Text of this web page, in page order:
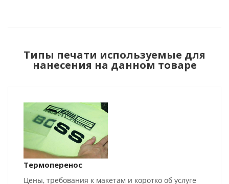
Типы печати используемые для
нанесения на данном товаре
Термоперенос
Цены, требования к макетам и коротко об услуге